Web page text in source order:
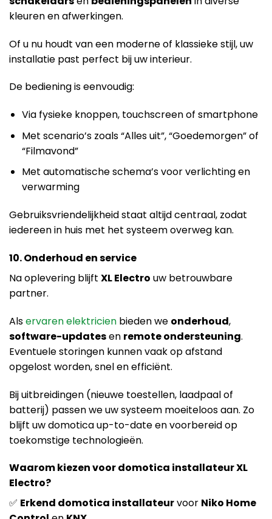
kleuren en afwerkingen.
Of u nu houdt van een moderne of klassieke stijl, uw
installatie past perfect bij uw interieur.
De bediening is eenvoudig:
Via fysieke knoppen, touchscreen of smartphone
Met scenario’s zoals “Alles uit”, “Goedemorgen” of
“Filmavond”
Met automatische schema’s voor verlichting en
verwarming
Gebruiksvriendelijkheid staat altijd centraal, zodat
iedereen in huis met het systeem overweg kan.
10. Onderhoud en service
Na oplevering blijft XL Electro uw betrouwbare
partner.
Alservaren elektricien bieden we onderhoud,
software-updatesen remote ondersteuning.
Eventuele storingen kunnen vaak op afstand
opgelost worden, snel en efficiënt.
Bij uitbreidingen (nieuwe toestellen, laadpaal of
batterij) passen we uw systeem moeiteloos aan. Zo
blijft uw domotica up-to-date en voorbereid op
toekomstige technologieën.
Waarom kiezen voor domotica installateur XL
Electro?
✅ Erkend domotica installateurvoor Niko Home